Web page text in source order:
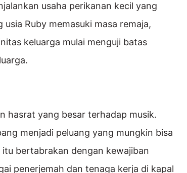
usaha perikanan kecil yang
Ruby memasuki masa remaja,
keluarga mulai menguji batas
hasrat yang besar terhadap musik.
menjadi peluang yang mungkin bisa
bertabrakan dengan kewajiban
penerjemah dan tenaga kerja di kapal